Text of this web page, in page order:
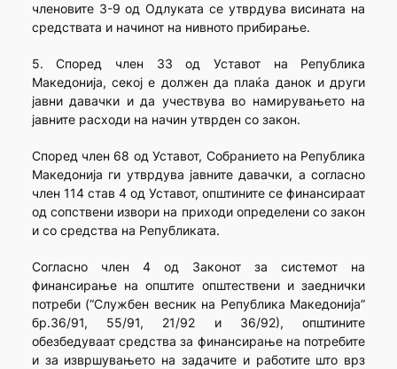
членовите 3-9 од Одлуката се утврдува висината на
средствата и начинот на нивното прибирање.
5. Според член 33 од Уставот на Република
Македонија, секој е должен да плаќа данок и други
јавни давачки и да учествува во намирувањето на
јавните расходи на начин утврден со закон.
Според член 68 од Уставот, Собранието на Република
Македонија ги утврдува јавните давачки, а согласно
член 114 став 4 од Уставот, општините се финансираат
од сопствени извори на приходи определени со закон
и со средства на Републиката.
Согласно член 4 од Законот за системот на
финансирање на општите општествени и заеднички
потреби (“Службен весник на Република Македонија”
бр.36/91, 55/91, 21/92 и 36/92), општините
обезбедуваат средства за финансирање на потребите
и за извршувањето на задачите и работите што врз